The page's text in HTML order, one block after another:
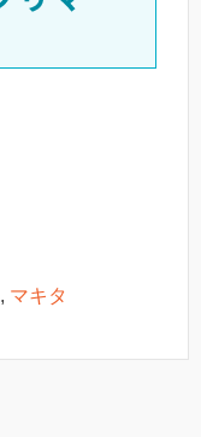
, マキタ